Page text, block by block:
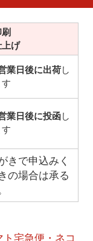
上げ
業日後に出荷し
す
業日後に投函し
す
きで申込みく
の場合は承る
宅急便・ネコ